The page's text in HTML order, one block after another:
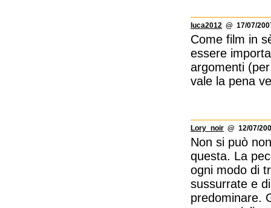
luca2012 @ 17/07/
Come film in
essere
argomenti
vale la pena
Lory_noir @ 12/07/
Non si può
questa. La
ogni modo di
sussurrate e
predominare.